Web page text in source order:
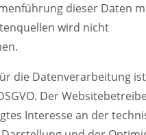
dieser Daten
wird nicht
die Datenverarbeitung
Der
Interesse an der